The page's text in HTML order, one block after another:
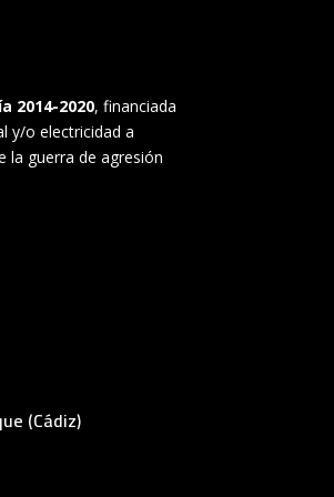
2014-2020, financiada
y/o electricidad a
la guerra de agresión
(Cádiz)